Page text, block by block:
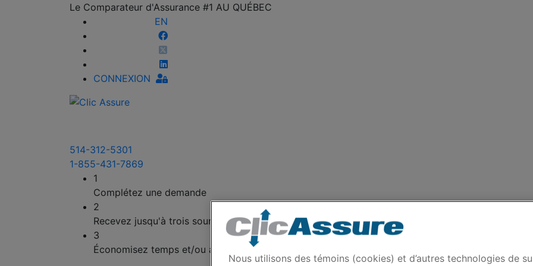
Le Comparateur d'Assurance #1 AU QUÉBEC
EN
CONNEXION
514-312-5301
1-855-431-7869
1
Complétez une demande
2
Recevez jusqu'à trois soumissions
3
Économisez temps et/ou argent
Nous utilisons des témoins (cookies) et d’autres technologies de